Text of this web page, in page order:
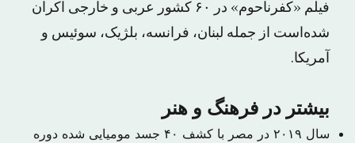
فیلم «کفرناحوم» در ۶۰ کشور عربی و خارجی اکران
شده‌است از جمله لبنان، فرانسه، بلژیک، سوئیس و
آمریکا.
بیشتر در فرهنگ و هنر
سال ۲۰۱۹ در مصر با کشف ۴۰ جسد مومیایی شده دوره